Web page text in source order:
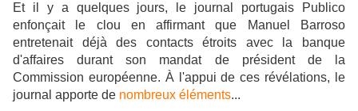
Et il y a quelques jours, le journal portugais Publico
enfonçait le clou en affirmant que Manuel Barroso
entretenait déjà des contacts étroits avec la banque
d'affaires durant son mandat de président de la
Commission européenne. À l'appui de ces révélations, le
journal apporte de nombreux éléments...